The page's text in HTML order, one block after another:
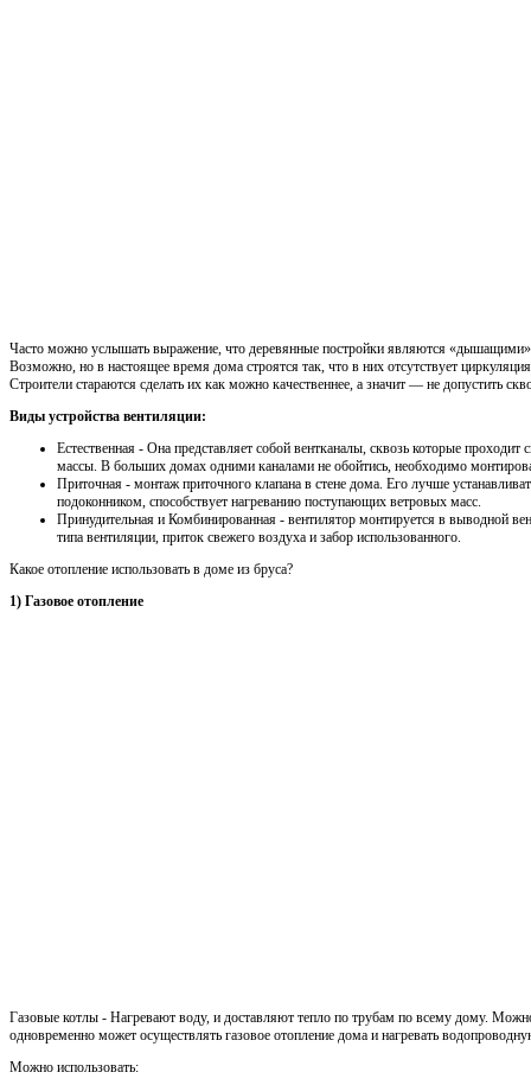
Часто можно услышать выражение, что деревянные постройки являются
Возможно, но в настоящее время дома строятся так, что в них отсутствует
Строители стараются сделать их как можно качественнее, а значит — не допустить
Виды устройства вентиляции:
Естественная - Она представляет собой вентканалы, сквозь которые
массы. В больших домах одними каналами не обойтись, необходимо
Приточная - монтаж приточного клапана в стене дома. Его лучше
подоконником, способствует нагреванию поступающих ветровых масс.
Принудительная и Комбинированная - вентилятор монтируется в выводной
типа вентиляции, приток свежего воздуха и забор использованного.
Какое отопление использовать в доме из бруса?
1) Газовое отопление
Газовые котлы - Нагревают воду, и доставляют тепло по трубам по всему дому.
одновременно может осуществлять газовое отопление дома и нагревать
Можно использовать: